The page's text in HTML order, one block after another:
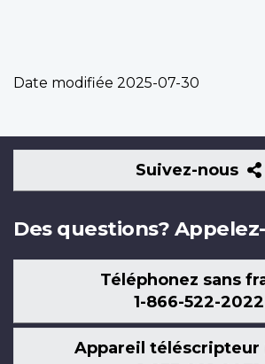
Date modifiée 2025-07-30
Suivez-nous
Des questions?
Téléphonez sans
1-866-522-2022
Appareil téléscripteur